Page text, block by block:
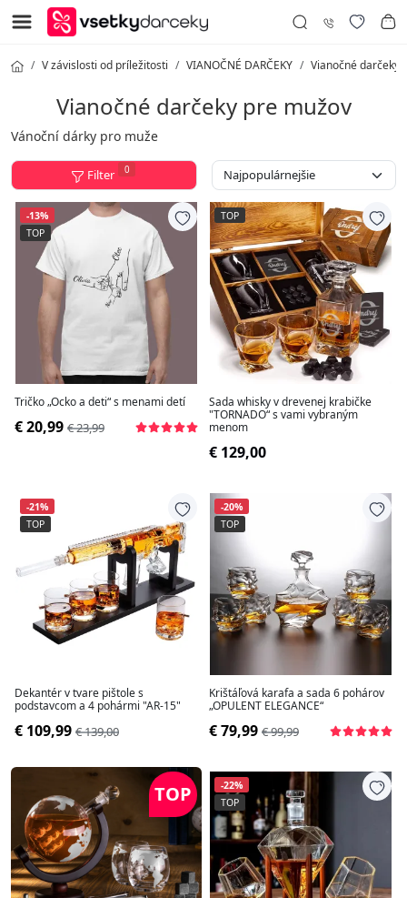
V závislosti od príležitosti VIANOČNÉ DARČEKY Vianočné darčeky
Vianočné darčeky pre mužov
Vánoční dárky pro muže
Filter 0
-13%
TOP
Tričko „Ocko a deti“ s menami detí
€ 20,99 € 23,99
TOP
Sada whisky v drevenej krabičke
"TORNADO“ s vami vybraným
menom
€ 129,00
-21%
TOP
Dekantér v tvare pištole s
podstavcom a 4 pohármi "AR-15"
€ 109,99 € 139,00
-20%
TOP
Krištáľová karafa a sada 6 pohárov
„OPULENT ELEGANCE“
€ 79,99 € 99,99
TOP
-22%
TOP